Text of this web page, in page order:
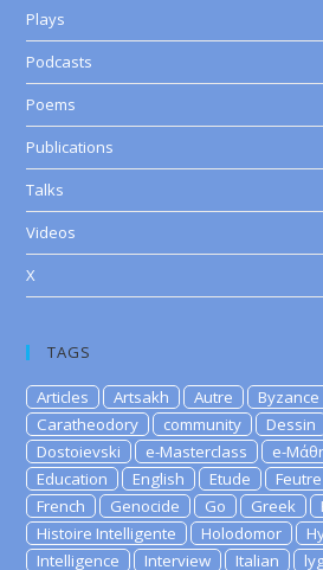
Plays
Podcasts
Poems
Publications
Talks
Videos
X
TAGS
Articles Artsakh Autre Byzance
Caratheodory
community Dessin
Dostoievski
e-Masterclass e-
Education
English Etude Feutre
French
Genocide Go Greek
Histoire Intelligente
Holodomor
Intelligence
Interview Italian